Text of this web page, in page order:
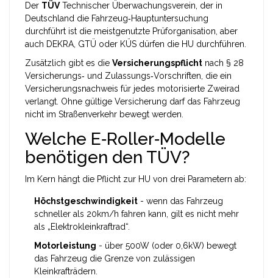
Der TÜV Technischer Überwachungsverein, der in
Deutschland die Fahrzeug‑Hauptuntersuchung
durchführt ist die meistgenutzte Prüforganisation, aber
auch DEKRA, GTÜ oder KÜS dürfen die HU durchführen.
Zusätzlich gibt es die Versicherungspflicht nach § 28
Versicherungs‑ und Zulassungs‑Vorschriften, die ein
Versicherungsnachweis für jedes motorisierte Zweirad
verlangt . Ohne gültige Versicherung darf das Fahrzeug
nicht im Straßenverkehr bewegt werden.
Welche E‑Roller‑Modelle
benötigen den TÜV?
Im Kern hängt die Pflicht zur HU von drei Parametern ab:
Höchstgeschwindigkeit - wenn das Fahrzeug
schneller als 20km/h fahren kann, gilt es nicht mehr
als „Elektrokleinkraftrad“.
Motorleistung - über 500W (oder 0,6kW) bewegt
das Fahrzeug die Grenze von zulässigen
Kleinkrafträdern.